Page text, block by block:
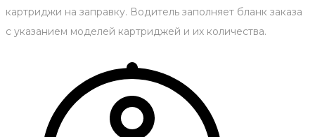
картриджи на заправку. Водитель заполняет бланк заказа
с указанием моделей картриджей и их количества.